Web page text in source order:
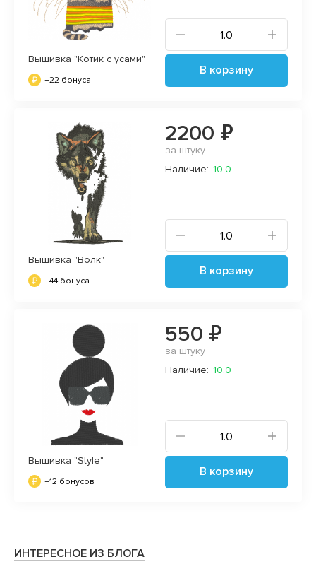
Вышивка "Котик с усами"
+22 бонуса
В корзину
Вышивка "Волк"
+44 бонуса
2200 ₽
за штуку
Наличие: 10.0
В корзину
Вышивка "Style"
+12 бонусов
550 ₽
за штуку
Наличие: 10.0
В корзину
ИНТЕРЕСНОЕ ИЗ БЛОГА